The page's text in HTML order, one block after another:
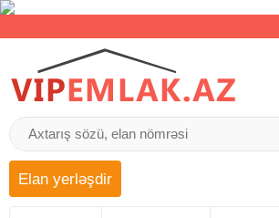
Elan yerləşdir